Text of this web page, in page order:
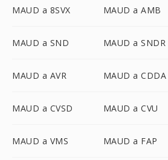
MAUD a 8SVX MAUD a AMB
MAUD a SND MAUD a SNDR
MAUD a AVR MAUD a CDDA
MAUD a CVSD MAUD a CVU
MAUD a VMS MAUD a FAP